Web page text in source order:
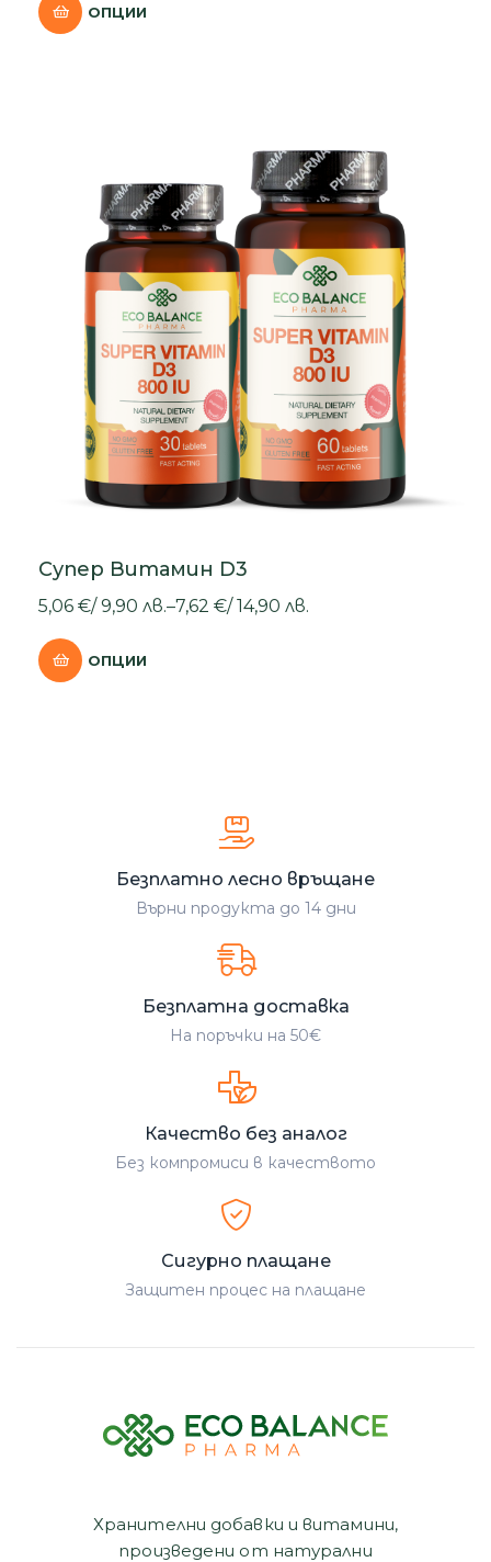
ОПЦИИ
Супер Витамин D3
5,06 €/9,90 лв.–7,62 €/14,90 лв.
ОПЦИИ
Безплатно лесно връщане
Върни продукта до 14 дни
Безплатна доставка
На поръчки на 50€
Качество без аналог
Без компромиси в качеството
Сигурно плащане
Защитен процес на плащане
Хранителни добавки и витамини,
произведени от натурални